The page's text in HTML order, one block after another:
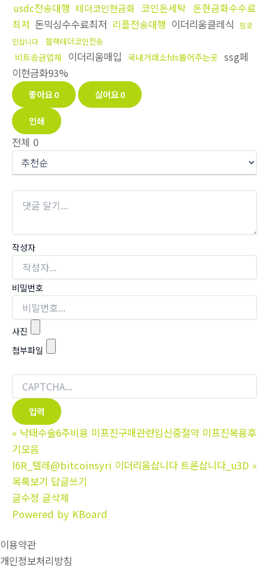
usdc전송대행 테더코인현금화 코인돈세탁 돈현금화수수료
최저 돈믹싱수수료최저 리플전송대행 이더리움클레식
밈코
인삽니다
블랙테더코인전송
비트송금업체 이더리움매입 국내거래소fds뚫어주는곳 ssg페
이현금화93%
좋아요0 싫어요0
인쇄
전체 0
작성자
비밀번호
사진
첨부파일
« 낙태수술6주비용 미프진구매관련임신중절약 미­프진복용후
기모음
l6R_텔레@bitcoinsyri 이더리움삽니다 트론삽니다_u3D »
목록보기 답글쓰기
글수정 글삭제
Powered by KBoard
이용약관
개인정보처리방침